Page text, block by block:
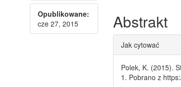
Opublikowane:
cze 27, 2015
Abstrakt
Article
Jak cytować
Polek, K. (2015).
1. Pobrano z